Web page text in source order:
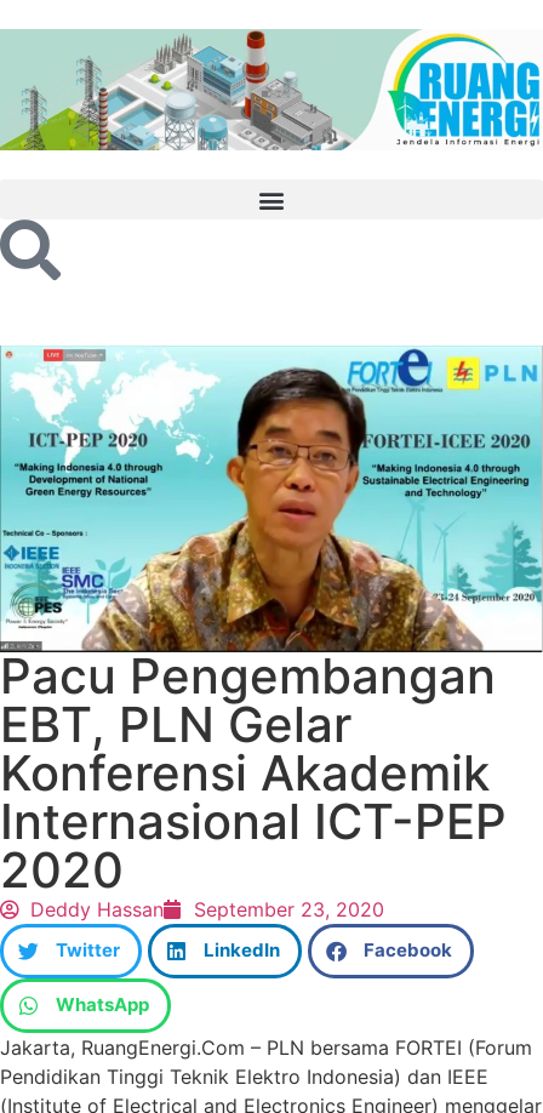
Pacu Pengembangan
EBT, PLN Gelar
Konferensi Akademik
Internasional ICT-PEP
2020
Deddy Hassan September 23, 2020
Twitter LinkedIn Facebook
WhatsApp
Jakarta, RuangEnergi.Com – PLN bersama FORTEI (Forum
Pendidikan Tinggi Teknik Elektro Indonesia) dan IEEE
(Institute of Electrical and Electronics Engineer) menggelar